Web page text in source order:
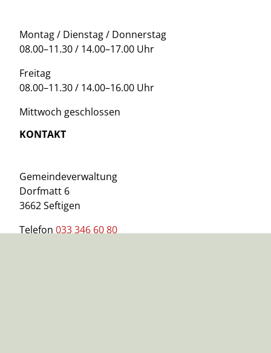
Montag / Dienstag / Donnerstag
08.00–11.30 / 14.00–17.00 Uhr
Freitag
08.00–11.30 / 14.00–16.00 Uhr
Mittwoch geschlossen
KONTAKT
Gemeindeverwaltung
Dorfmatt 6
3662 Seftigen
Telefon 033 346 60 80